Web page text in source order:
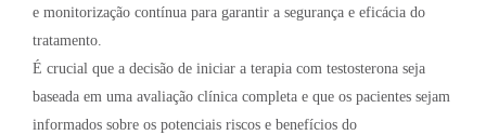
e monitorização contínua para garantir a segurança e eficácia do
tratamento.
É crucial que a decisão de iniciar a terapia com testosterona seja
baseada em uma avaliação clínica completa e que os pacientes sejam
informados sobre os potenciais riscos e benefícios do